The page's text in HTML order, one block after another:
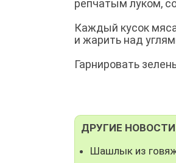
репчатым луком,
Каждый кусок
и жарить над
Гарнировать
ДРУГИЕ
Шашлык из